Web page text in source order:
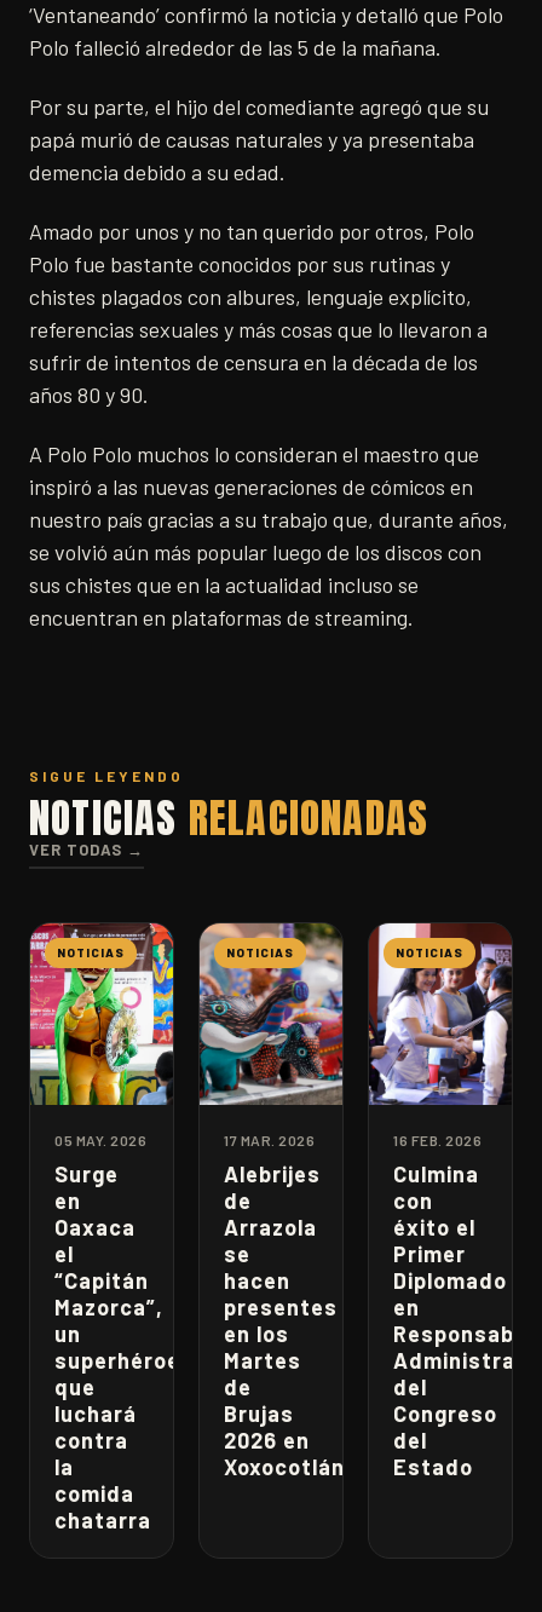
‘Ventaneando’ confirmó la noticia y detalló que Polo
Polo falleció alrededor de las 5 de la mañana.
Por su parte, el hijo del comediante agregó que su
papá murió de causas naturales y ya presentaba
demencia debido a su edad.
Amado por unos y no tan querido por otros, Polo
Polo fue bastante conocidos por sus rutinas y
chistes plagados con albures, lenguaje explícito,
referencias sexuales y más cosas que lo llevaron a
sufrir de intentos de censura en la década de los
años 80 y 90.
A Polo Polo muchos lo consideran el maestro que
inspiró a las nuevas generaciones de cómicos en
nuestro país gracias a su trabajo que, durante años,
se volvió aún más popular luego de los discos con
sus chistes que en la actualidad incluso se
encuentran en plataformas de streaming.
SIGUE LEYENDO
NOTICIAS RELACIONADAS
VER TODAS →
NOTICIAS
05 MAY. 2026
Surge
en
Oaxaca
el
“Capitán
Mazorca”,
un
superhéroe
que
luchará
contra
la
comida
chatarra
NOTICIAS
17 MAR. 2026
Alebrijes
de
Arrazola
se
hacen
presentes
en los
Martes
de
Brujas
2026 en
Xoxocotlán
NOTICIAS
16 FEB. 2026
Culmina
con
éxito el
Primer
Diplomado
en
del
Congreso
del
Estado